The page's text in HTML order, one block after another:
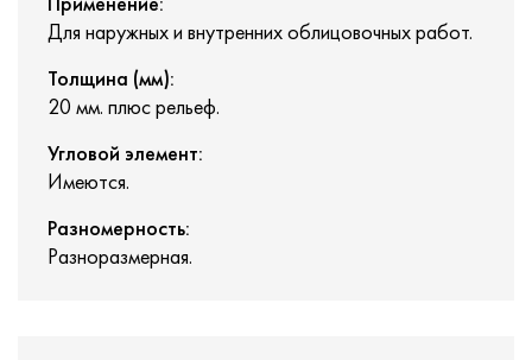
Для наружных и внутренних облицовочных работ.
Толщина (мм):
20 мм. плюс рельеф.
Угловой элемент:
Имеются.
Разномерность:
Разноразмерная.